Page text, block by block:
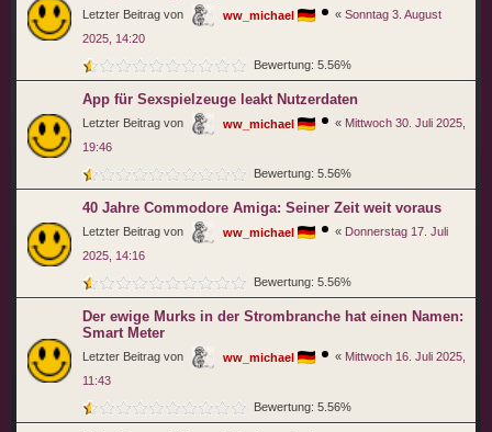
Letzter Beitrag von ww_michael « Sonntag 3. August
2025, 14:20
Bewertung: 5.56%
App für Sexspielzeuge leakt Nutzerdaten
Letzter Beitrag von ww_michael « Mittwoch 30. Juli 2025,
19:46
Bewertung: 5.56%
40 Jahre Commodore Amiga: Seiner Zeit weit voraus
Letzter Beitrag von ww_michael « Donnerstag 17. Juli
2025, 14:16
Bewertung: 5.56%
Der ewige Murks in der Strombranche hat einen Namen:
Smart Meter
Letzter Beitrag von ww_michael « Mittwoch 16. Juli 2025,
11:43
Bewertung: 5.56%